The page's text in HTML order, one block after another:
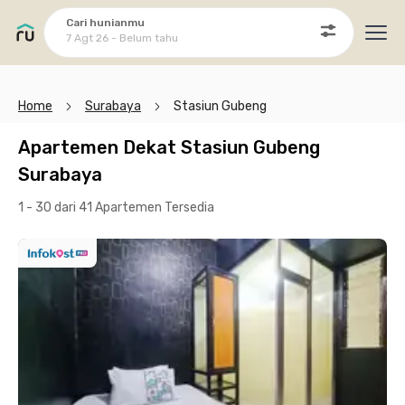
Cari hunianmu
7 Agt 26 - Belum tahu
Home Surabaya Stasiun Gubeng
Apartemen Dekat Stasiun Gubeng
Surabaya
1 - 30 dari 41 Apartemen Tersedia